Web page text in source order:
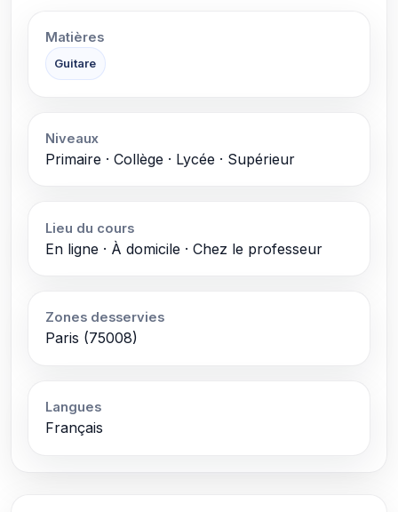
Matières
Guitare
Niveaux
Primaire · Collège · Lycée · Supérieur
Lieu du cours
En ligne · À domicile · Chez le professeur
Zones desservies
Paris (75008)
Langues
Français